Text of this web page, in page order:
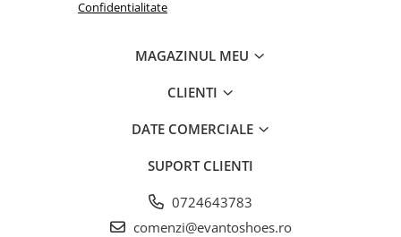
Confidentialitate
MAGAZINUL MEU
CLIENTI
DATE COMERCIALE
SUPORT CLIENTI
0724643783
comenzi@evantoshoes.ro